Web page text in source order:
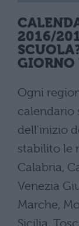
2016/
GIORNO
Ogni
calendario
dell'inizio
stabilito le
Calabria,
Venezia
Marche,